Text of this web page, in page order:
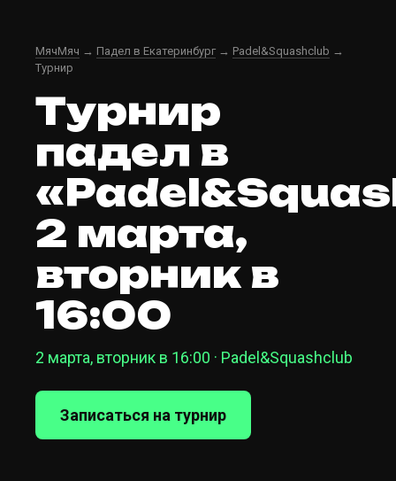
МячМяч → Падел в Екатеринбург → Padel&Squashclub →
Турнир
Турнир
падел в
2 марта,
вторник в
16:00
2 марта, вторник в 16:00 · Padel&Squashclub
Записаться на турнир